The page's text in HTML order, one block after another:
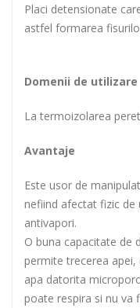
Placi detensionate
astfel formarea
Domenii de utilizare
La termoizolarea
Avantaje
Este usor de
nefiind afectat fizic de
antivapori.
O buna capacitate de
permite trecerea
apa datorita
poate respira si nu va